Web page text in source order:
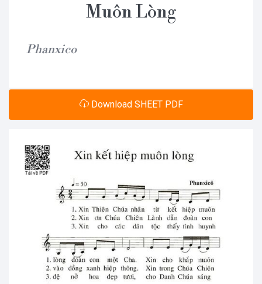
Muôn Lòng
Phanxico
Download SHEET PDF